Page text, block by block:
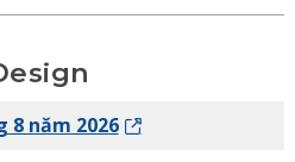
Tư, 2026
Ba, 2026
tháng 3 năm 2026
8 năm 2026